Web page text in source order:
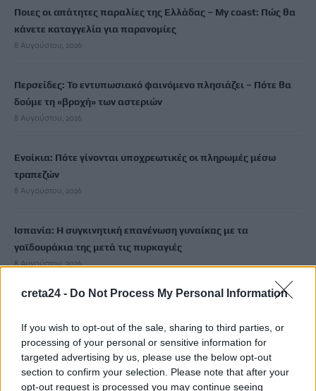
creta24 - Do Not Process My Personal Information
If you wish to opt-out of the sale, sharing to third parties, or
processing of your personal or sensitive information for
targeted advertising by us, please use the below opt-out
section to confirm your selection. Please note that after your
opt-out request is processed you may continue seeing
Ποιες οι απάτητες παραλίες της Ελλάδας – My coast: Πώς θα
κάνετε καταγγελία για παρανομίες
8 Αυγούστου, 2026
Περσείδες: Το εντυπωσιακό φαινόμενο πλησιάζει – Πότε θα
δούμε τη «βροχή» των αστεριών
8 Αυγούστου, 2026
Ενοίκια: Πότε γίνονται υποχρεωτικές οι πληρωμές μέσω
τραπεζών
8 Αυγούστου, 2026
Ισπανία: Η συγκινητική επανένωση γυναίκας με τα
γαϊδουράκια της μετά τις πυρκαγιές
8 Αυγούστου, 2026
Στις 19 Αυγούστου η γενική συνέλευση του συλλόγου
8 Αυγούστου, 2026
Νέος κύκλος μαθημάτων Κινεζικής Γλώσσας στο